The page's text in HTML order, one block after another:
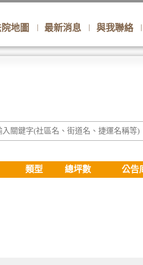
地圖 最新消息 與我聯絡
類型 總坪數 公告